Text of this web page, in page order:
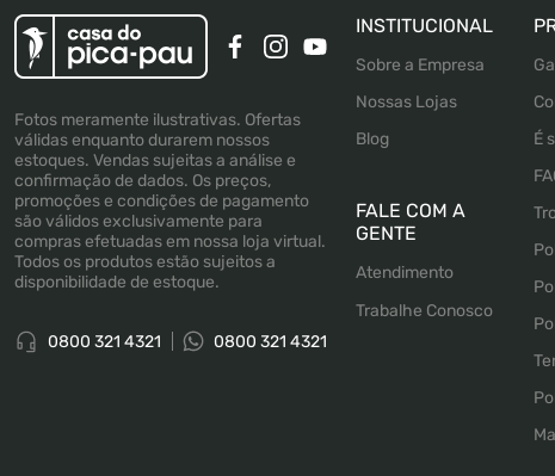
Fotos meramente ilustrativas. Ofertas
válidas enquanto durarem nossos
estoques. Vendas sujeitas a análise e
confirmação de dados. Os preços,
promoções e condições de pagamento
são válidos exclusivamente para
compras efetuadas em nossa loja virtual.
Todos os produtos estão sujeitos a
disponibilidade de estoque.
0800 321 4321 0800 321 4321
INSTITUCIONAL
Sobre a Empresa
Nossas Lojas
Blog
FALE COM A
GENTE
Trabalhe Conosco
Atendimento
É